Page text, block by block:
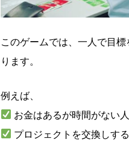
このゲームでは、一人で目
ります。
例えば、
お金はあるが時間がない
プロジェクトを交換しす